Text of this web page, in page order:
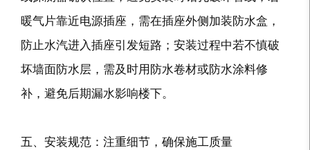
暖气片靠近电源插座，需在插座外侧加装防水盒，
防止水汽进入插座引发短路；安装过程中若不慎破
坏墙面防水层，需及时用防水卷材或防水涂料修
补，避免后期漏水影响楼下。
五、安装规范：注重细节，确保施工质量